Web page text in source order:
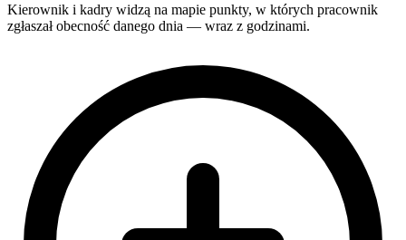
Kierownik i kadry widzą na mapie punkty, w których pracownik
zgłaszał obecność danego dnia — wraz z godzinami.